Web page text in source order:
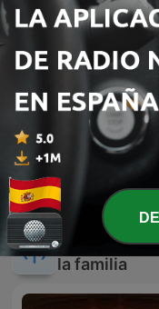
Cuentos infantiles -
Cuenta Cuentos
Más
la familia